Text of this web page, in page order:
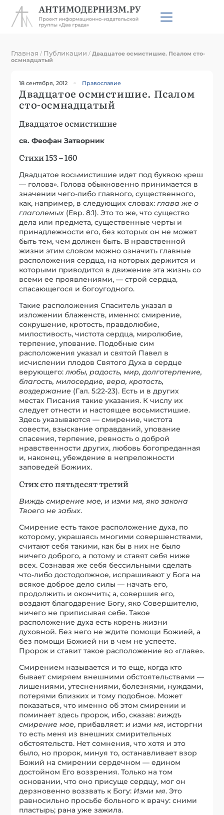
Главная / Публикации /Двадцатое осмистишие. Псалом сто-
осмнадцатый
18 сентября, 2012 Православие
Двадцатое осмистишие. Псалом
сто-осмнадцатый
Двадцатое осмистишие
св. Феофан Затворник
Стихи 153 – 160
Двадцатое восьмистишие идет под буквою «реш
— голова». Голова обыкновенно принимается в
значении чего-либо главного, существенного,
как, например, в следующих словах:глава же о
глаголемых (Евр. 8:1). Это то же, что существо
дела или предмета, существенные черты и
принадлежности его, без которых он не может
быть тем, чем должен быть. В нравственной
жизни этим словом можно означить главные
расположения сердца, на которых держится и
которыми приводится в движение эта жизнь со
всеми ее проявлениями, — строй сердца,
спасающегося и богоугодного.
Такие расположения Спаситель указал в
изложении блаженств, именно: смирение,
сокрушение, кротость, правдолюбие,
милостивость, чистота сердца, миролюбие,
терпение, упование. Подобные сим
расположения указал и святой Павел в
исчислении плодов Святого Духа в сердце
верующего:любы, радость, мир, долготерпение,
благость, милосердие, вера, кротость,
воздержание (Гал. 5:22-23). Есть и в других
местах Писания такие указания. К числу их
следует отнести и настоящее восьмистишие.
Здесь указываются — смирение, чистота
совести, взыскание оправданий, упование
спасения, терпение, ревность о доброй
нравственности других, любовь богопреданная
и, наконец, убеждение в непреложности
заповедей Божиих.
Стих сто пятьдесят третий
Виждь смирение мое, и изми мя, яко закона
Твоего не забых.
Смирение есть такое расположение духа, по
которому, украшаясь многими совершенствами,
считают себя такими, как бы в них не было
ничего доброго, а потому и ставят себя ниже
всех. Сознавая же себя бессильными сделать
что-либо достодолжное, испрашивают у Бога на
всякое доброе дело силы — начать его,
продолжить и окончить; а, совершив его,
воздают благодарение Богу, яко Совершителю,
ничего не приписывая себе. Такое
расположение духа есть корень жизни
духовной. Без него не ждите помощи Божией, а
без помощи Божией ни в чем не успеете.
Пророк и ставит такое расположение во «главе».
Смирением называется и то еще, когда кто
бывает смиряем внешними обстоятельствами —
лишениями, утеснениями, болезнями, нуждами,
потерями близких и тому подобное. Может
показаться, что именно об этом смирении и
поминает здесь пророк, ибо, сказав:виждъ
смирение мое, прибавляет:и изми мя, исторгни
то есть меня из внешних смирительных
обстоятельств. Нет сомнения, что хотя и это
было, но пророк, минуя то, останавливает взор
Божий на смирении сердечном — едином
достойном Его воззрения. Только на том
основании, что оно присуще сердцу, мог он
дерзновенно воззвать к Богу: Изми мя. Это
равносильно просьбе больного к врачу: сними
пластырь; рана уже зажила.